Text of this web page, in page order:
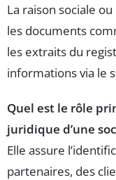
La raison sociale
les documents
les extraits du
informations via le
Quel est le rôle
juridique d’une
Elle assure
partenaires, des